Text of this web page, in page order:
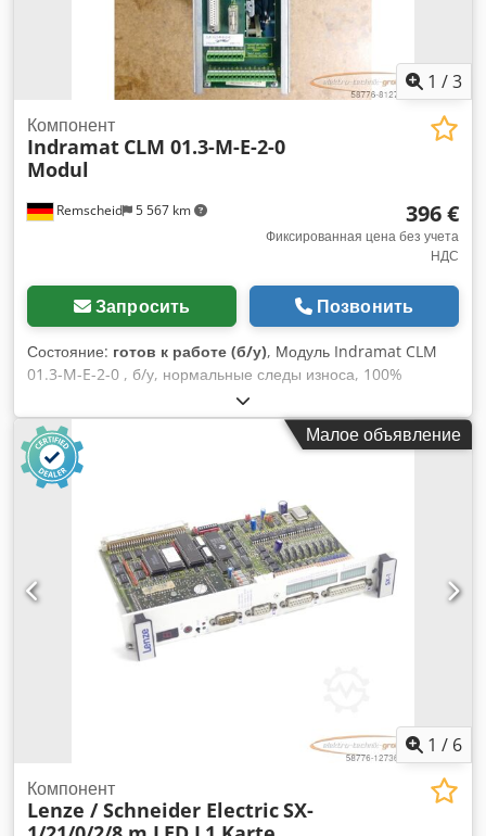
1 /3
Remscheid 5 567 km
Компонент
Indramat CLM 01.3-M-E-2-0
Modul
396 €
Фиксированная цена без учета
НДС
Запросить Позвонить
Состояние: готов к работе (б/у), Модуль Indramat CLM
01.3-M-E-2-0 , б/у, нормальные следы износа, 100%
работоспособность Dwjdpfxoi Ebbmo Anlsa
Малое объявление
1 / 6
Компонент
Lenze / Schneider ElectricSX-